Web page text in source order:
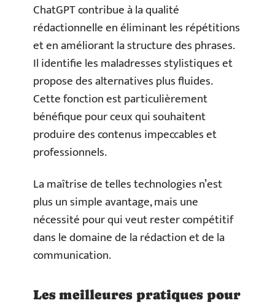
ChatGPT contribue à la qualité
rédactionnelle en éliminant les répétitions
et en améliorant la structure des phrases.
Il identifie les maladresses stylistiques et
propose des alternatives plus fluides.
Cette fonction est particulièrement
bénéfique pour ceux qui souhaitent
produire des contenus impeccables et
professionnels.
La maîtrise de telles technologies n’est
plus un simple avantage, mais une
nécessité pour qui veut rester compétitif
dans le domaine de la rédaction et de la
communication.
Les meilleures pratiques pour